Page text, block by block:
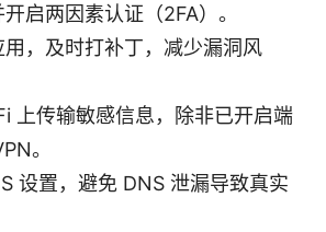
启两因素认证（2FA）。
，及时打补丁，减少漏洞风
上传输敏感信息，除非已开启端
。
设置，避免 DNS 泄漏导致真实